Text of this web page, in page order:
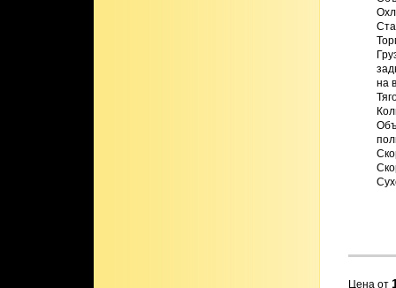
Тормоза
на
Объем
Цена от